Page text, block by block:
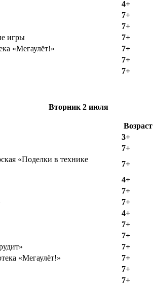
4+
7+
7+
игры 7+
«Мегаулёт!» 7+
7+
7+
Вторник 2 июля
Возраст
3+
7+
«Поделки в технике
7+
4+
7+
7+
4+
7+
7+
7+
«Мегаулёт!» 7+
7+
7+